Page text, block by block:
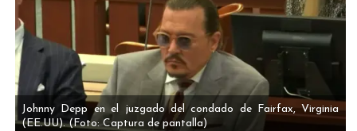
Johnny Depp en el juzgado del condado de Fairfax, Virginia
(EE.UU).(Foto: Captura de pantalla)